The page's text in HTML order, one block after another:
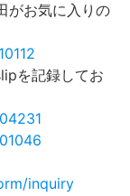
がお気に入りの
を記録してお
inquiry